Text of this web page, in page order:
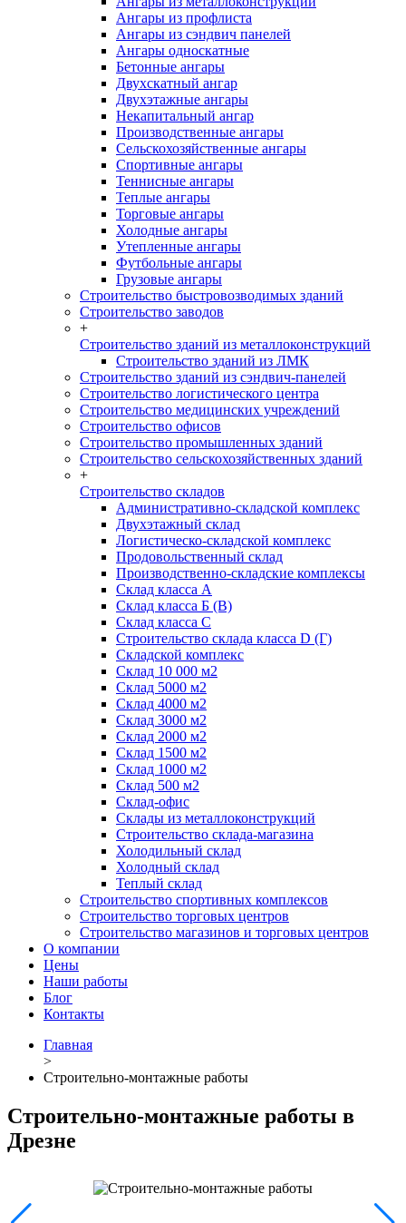
Ангары из профлиста
Ангары из сэндвич панелей
Ангары односкатные
Бетонные ангары
Двухскатный ангар
Двухэтажные ангары
Некапитальный ангар
Производственные ангары
Сельскохозяйственные ангары
Спортивные ангары
Теннисные ангары
Теплые ангары
Торговые ангары
Холодные ангары
Утепленные ангары
Футбольные ангары
Грузовые ангары
Строительство быстровозводимых зданий
Строительство заводов
+
Строительство зданий из металлоконструкций
Строительство зданий из ЛМК
Строительство зданий из сэндвич-панелей
Строительство логистического центра
Строительство медицинских учреждений
Строительство офисов
Строительство промышленных зданий
Строительство сельскохозяйственных зданий
+
Строительство складов
Административно-складской комплекс
Двухэтажный склад
Логистическо-складской комплекс
Продовольственный склад
Производственно-складские комплексы
Склад класса А
Склад класса Б (B)
Склад класса С
Строительство склада класса D (Г)
Складской комплекс
Склад 10 000 м2
Склад 5000 м2
Склад 4000 м2
Склад 3000 м2
Склад 2000 м2
Склад 1500 м2
Склад 1000 м2
Склад 500 м2
Склад-офис
Склады из металлоконструкций
Строительство склада-магазина
Холодильный склад
Холодный склад
Теплый склад
Строительство спортивных комплексов
Строительство торговых центров
Строительство магазинов и торговых центров
О компании
Цены
Наши работы
Блог
Контакты
Главная
>
Строительно-монтажные работы
Строительно-монтажные работы в
Дрезне